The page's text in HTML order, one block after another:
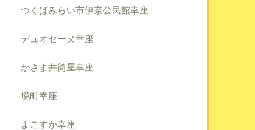
つくばみらい市伊奈公民館幸座
デュオセーヌ幸座
かさま井筒屋幸座
境町幸座
よこすか幸座